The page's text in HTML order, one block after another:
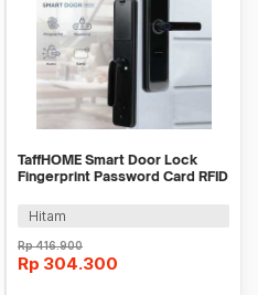
TaffHOME Smart Door Lock
Fingerprint Password Card RFID
Hitam
Rp416.900
Rp 304.300